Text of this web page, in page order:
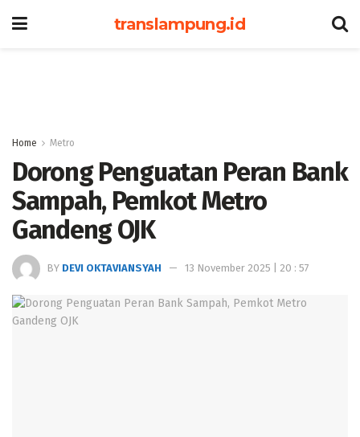
translampung.id
Home Metro
Dorong Penguatan Peran Bank
Sampah, Pemkot Metro
Gandeng OJK
BY DEVI OKTAVIANSYAH 13 November 2025 | 20 : 57